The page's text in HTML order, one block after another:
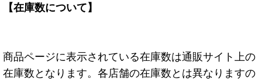
【在庫数について】
商品ページに表示されている在庫数は通販サイト上の
在庫数となります。各店舗の在庫数とは異なりますの